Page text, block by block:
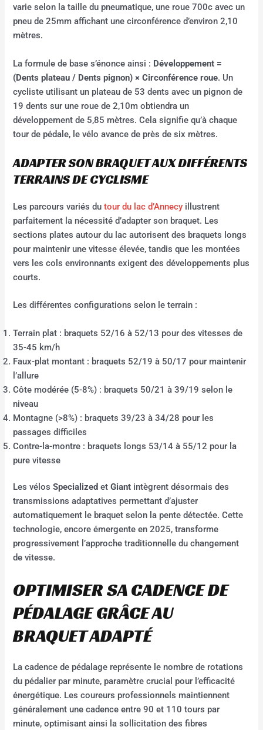
varie selon la taille du pneumatique, une roue 700c avec un
pneu de 25mm affichant une circonférence d’environ 2,10
mètres.
La formule de base s’énonce ainsi : Développement =
(Dents plateau / Dents pignon) × Circonférence roue. Un
cycliste utilisant un plateau de 53 dents avec un pignon de
19 dents sur une roue de 2,10m obtiendra un
développement de 5,85 mètres. Cela signifie qu’à chaque
tour de pédale, le vélo avance de près de six mètres.
ADAPTER SON BRAQUET AUX DIFFÉRENTS
TERRAINS DE CYCLISME
Les parcours variés dutour du lac d’Annecy illustrent
parfaitement la nécessité d’adapter son braquet. Les
sections plates autour du lac autorisent des braquets longs
pour maintenir une vitesse élevée, tandis que les montées
vers les cols environnants exigent des développements plus
courts.
Les différentes configurations selon le terrain :
Terrain plat : braquets 52/16 à 52/13 pour des vitesses de
35-45 km/h
Faux-plat montant : braquets 52/19 à 50/17 pour maintenir
l’allure
Côte modérée (5-8%) : braquets 50/21 à 39/19 selon le
niveau
Montagne (>8%) : braquets 39/23 à 34/28 pour les
passages difficiles
Contre-la-montre : braquets longs 53/14 à 55/12 pour la
pure vitesse
Les vélosSpecialized etGiant intègrent désormais des
transmissions adaptatives permettant d’ajuster
automatiquement le braquet selon la pente détectée. Cette
technologie, encore émergente en 2025, transforme
progressivement l’approche traditionnelle du changement
de vitesse.
OPTIMISER SA CADENCE DE
PÉDALAGE GRÂCE AU
BRAQUET ADAPTÉ
La cadence de pédalage représente le nombre de rotations
du pédalier par minute, paramètre crucial pour l’efficacité
énergétique. Les coureurs professionnels maintiennent
généralement une cadence entre 90 et 110 tours par
minute, optimisant ainsi la sollicitation des fibres